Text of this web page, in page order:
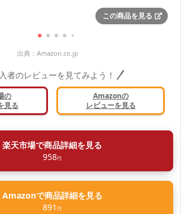
この商品を見る
出典： Amazon.co.jp
者のレビューを見てみよう！
の
見る
Amazonの
レビューを見る
楽天市場で商品詳細を見る
958円
Amazonで商品詳細を見る
891 円